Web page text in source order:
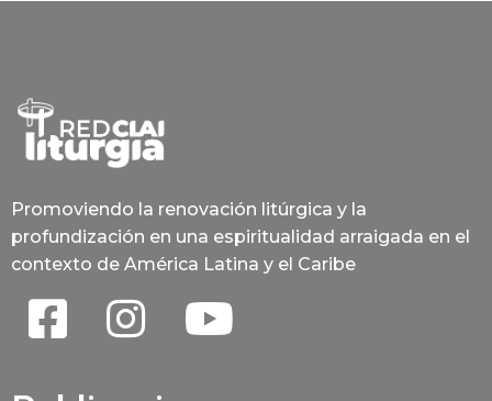
Promoviendo la renovación litúrgica y la
profundización en una espiritualidad arraigada en el
contexto de América Latina y el Caribe